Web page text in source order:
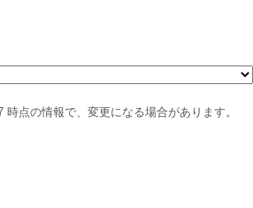
点の情報で、変更になる場合があります。